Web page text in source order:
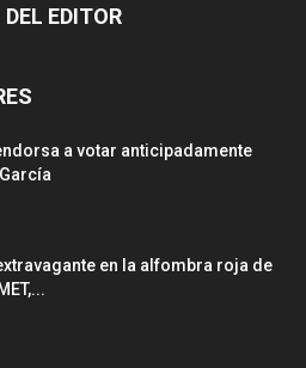
EDITOR
a votar anticipadamente
en la alfombra roja de